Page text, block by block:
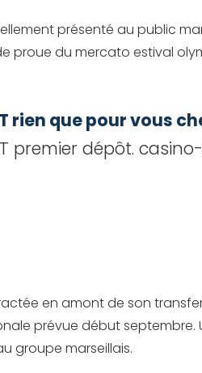
présenté au public
proue du mercato estival
rien que pour vous
premier dépôt.
en amont de son
prévue début septembre.
groupe marseillais.